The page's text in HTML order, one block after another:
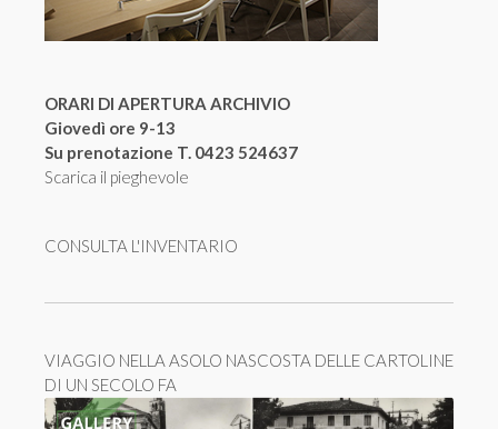
ORARI DI APERTURA ARCHIVIO
Giovedì ore 9-13
Su prenotazione T. 0423 524637
Scarica il pieghevole
CONSULTA L'INVENTARIO
VIAGGIO NELLA ASOLO NASCOSTA DELLE CARTOLINE
DI UN SECOLO FA